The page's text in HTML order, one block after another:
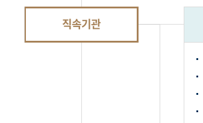
직속기관